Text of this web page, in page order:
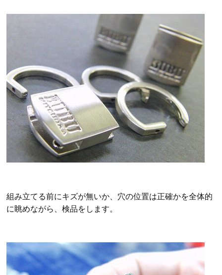
組み立てる前にキズが無いか、穴の位置は正確かを全体的
に眺めながら、検品をします。